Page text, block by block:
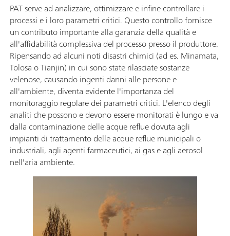
PAT serve ad analizzare, ottimizzare e infine controllare i
processi e i loro parametri critici. Questo controllo fornisce
un contributo importante alla garanzia della qualità e
all'affidabilità complessiva del processo presso il produttore.
Ripensando ad alcuni noti disastri chimici (ad es. Minamata,
Tolosa o Tianjin) in cui sono state rilasciate sostanze
velenose, causando ingenti danni alle persone e
all'ambiente, diventa evidente l'importanza del
monitoraggio regolare dei parametri critici. L'elenco degli
analiti che possono e devono essere monitorati è lungo e va
dalla contaminazione delle acque reflue dovuta agli
impianti di trattamento delle acque reflue municipali o
industriali, agli agenti farmaceutici, ai gas e agli aerosol
nell'aria ambiente.